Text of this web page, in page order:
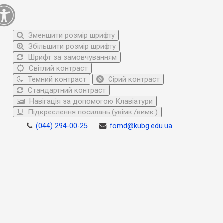
Зменшити розмір шрифту
Збільшити розмір шрифту
Шрифт за замовчуванням
Світлий контраст
Темний контраст
Сірий контраст
Стандартний контраст
Навігація за допомогою Клавіатури
Підкреслення посилань (увімк./вимк.)
(044) 294-00-25 fomd@kubg.edu.ua